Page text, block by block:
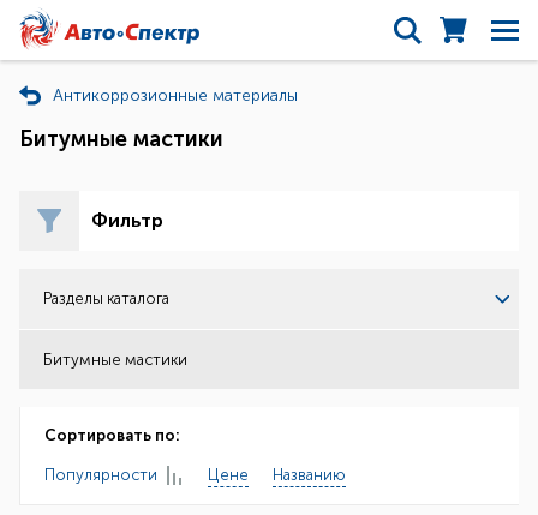
Антикоррозионные материалы
Битумные мастики
Фильтр
Разделы каталога
Битумные мастики
Сортировать по:
Популярности Цене Названию